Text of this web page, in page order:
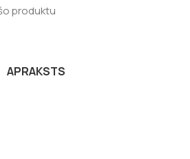
produktu
APRAKSTS